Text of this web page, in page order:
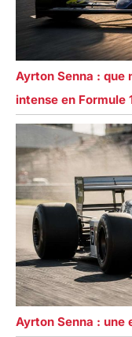
Ayrton Senna : que
intense en Formule
Ayrton Senna : une